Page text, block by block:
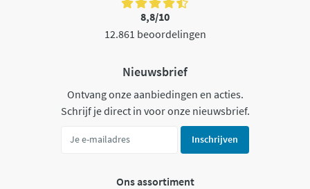
8,8/10
12.861 beoordelingen
Nieuwsbrief
Ontvang onze aanbiedingen en acties.
Schrijf je direct in voor onze nieuwsbrief.
Inschrijven
Ons assortiment